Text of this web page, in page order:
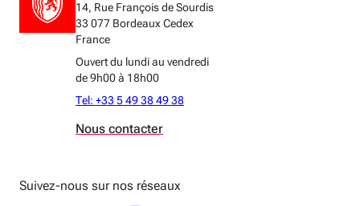
14, Rue François de Sourdis
33 077 Bordeaux Cedex
France
Ouvert du lundi au vendredi
de 9h00 à 18h00
Tel: +33 5 49 38 49 38
Nous contacter
Suivez-nous sur nos réseaux